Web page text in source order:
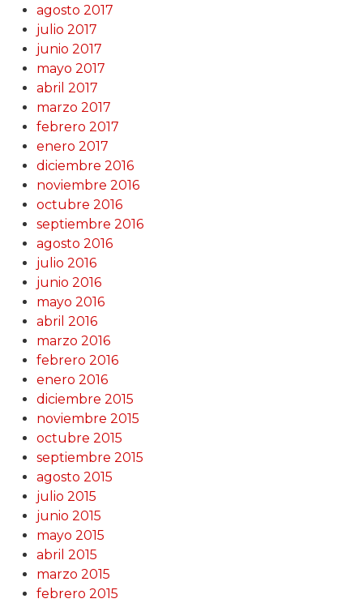
agosto 2017
julio 2017
junio 2017
mayo 2017
abril 2017
marzo 2017
febrero 2017
enero 2017
diciembre 2016
noviembre 2016
octubre 2016
septiembre 2016
agosto 2016
julio 2016
junio 2016
mayo 2016
abril 2016
marzo 2016
febrero 2016
enero 2016
diciembre 2015
noviembre 2015
octubre 2015
septiembre 2015
agosto 2015
julio 2015
junio 2015
mayo 2015
abril 2015
marzo 2015
febrero 2015